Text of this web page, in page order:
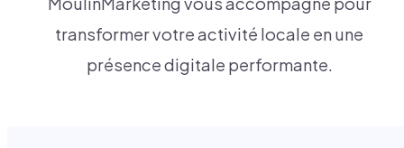
transformer votre activité locale en une
présence digitale performante.